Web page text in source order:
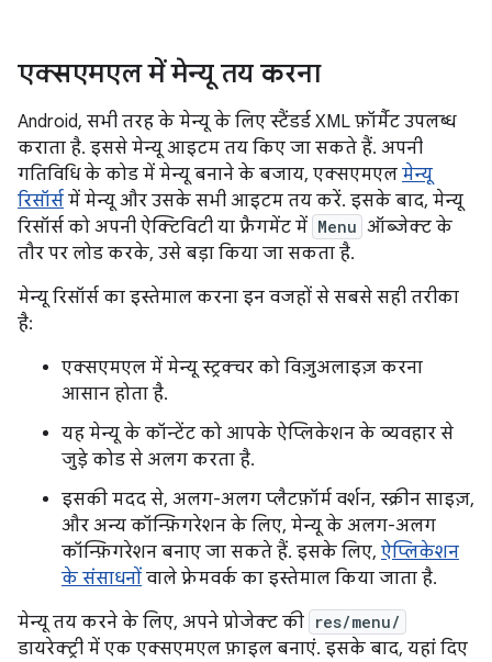
एक्सएमएल में मेन्यू तय करना
Android, सभी तरह के मेन्यू के लिए स्टैंडर्ड XML फ़ॉर्मैट उपलब्ध
कराता है. इससे मेन्यू आइटम तय किए जा सकते हैं. अपनी
गतिविधि के कोड में मेन्यू बनाने के बजाय, एक्सएमएल मेन्यू
रिसॉर्स में मेन्यू और उसके सभी आइटम तय करें. इसके बाद, मेन्यू
रिसॉर्स को अपनी ऐक्टिविटी या फ़्रैगमेंट में Menu ऑब्जेक्ट के
तौर पर लोड करके, उसे बड़ा किया जा सकता है.
मेन्यू रिसॉर्स का इस्तेमाल करना इन वजहों से सबसे सही तरीका
है:
एक्सएमएल में मेन्यू स्ट्रक्चर को विज़ुअलाइज़ करना
आसान होता है.
यह मेन्यू के कॉन्टेंट को आपके ऐप्लिकेशन के व्यवहार से
जुड़े कोड से अलग करता है.
इसकी मदद से, अलग-अलग प्लैटफ़ॉर्म वर्शन, स्क्रीन साइज़,
और अन्य कॉन्फ़िगरेशन के लिए, मेन्यू के अलग-अलग
कॉन्फ़िगरेशन बनाए जा सकते हैं. इसके लिए, ऐप्लिकेशन
के संसाधनों वाले फ़्रेमवर्क का इस्तेमाल किया जाता है.
मेन्यू तय करने के लिए, अपने प्रोजेक्ट की res/menu/
डायरेक्ट्री में एक एक्सएमएल फ़ाइल बनाएं. इसके बाद, यहां दिए